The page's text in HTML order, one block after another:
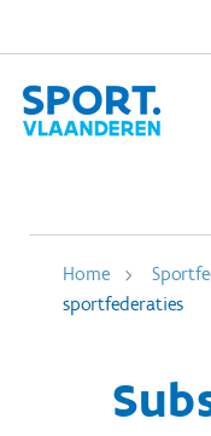
Home
sportfederaties